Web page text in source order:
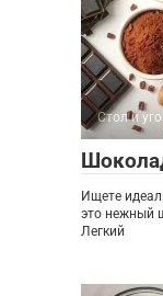
Стол и
Ищете
это нежный
Легкий